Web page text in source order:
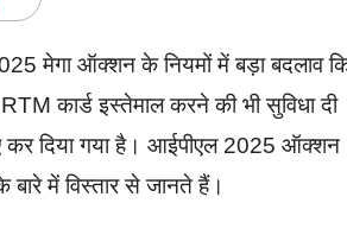
मेगा ऑक्शन के नियमों में बड़ा बदलाव
कार्ड इस्तेमाल करने की भी सुविधा दी
कर दिया गया है। आईपीएल 2025 ऑक्शन
बारे में विस्तार से जानते हैं।